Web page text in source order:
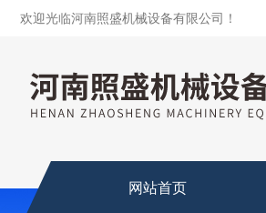
欢迎光临河南照盛机械设备有限公司！
网站首页